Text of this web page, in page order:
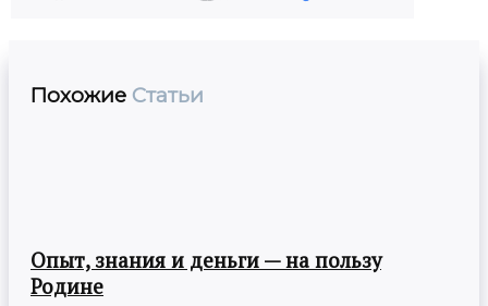
Похожие Статьи
Опыт, знания и деньги — на пользу
Родине